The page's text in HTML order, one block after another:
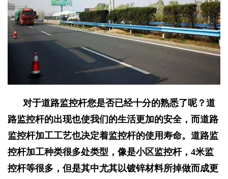
对于道路监控杆您是否已经十分的熟悉了呢？道
路监控杆的出现也使我们的生活更加的安全，而道路
监控杆加工工艺也决定着监控杆的使用寿命。道路监
控杆加工种类很多处类型，像是小区监控杆，4米监
控杆等很多，但是其中尤其以镀锌材料所掉做而成更